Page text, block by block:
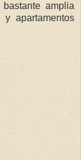
amplia
apartamentos